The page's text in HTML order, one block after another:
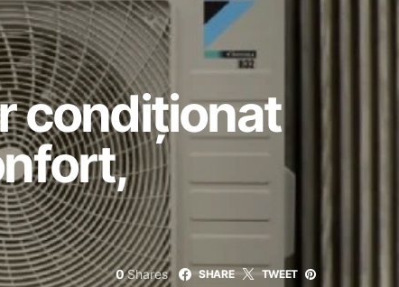
condiționat
0 Shares SHARE TWEET